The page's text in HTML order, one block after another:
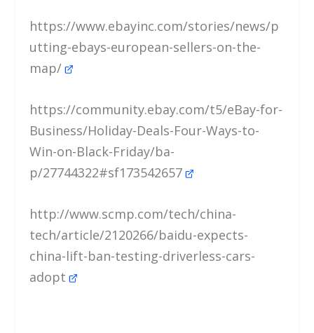
https://www.ebayinc.com/stories/news/p
utting-ebays-european-sellers-on-the-
map/
https://community.ebay.com/t5/eBay-for-
Business/Holiday-Deals-Four-Ways-to-
Win-on-Black-Friday/ba-
p/27744322#sf173542657
http://www.scmp.com/tech/china-
tech/article/2120266/baidu-expects-
china-lift-ban-testing-driverless-cars-
adopt